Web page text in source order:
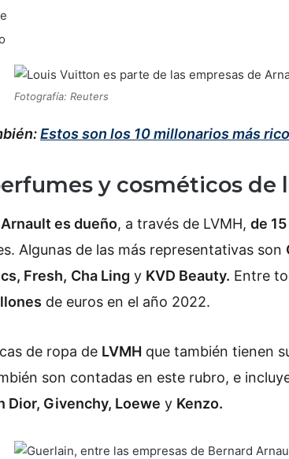
Fotografía: Reuters
Estos son los 10 millonarios más
y cosméticos de
es dueño, a través de LVMH, de
Algunas de las más representativas son
Fresh, Cha Ling y KVD Beauty. Entre
de euros en el año 2022.
de ropa de LVMH que también tienen
son contadas en este rubro, e
Dior, Givenchy, Loewe y Kenzo.